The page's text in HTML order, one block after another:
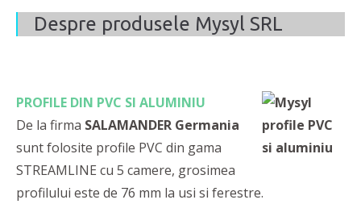
Despre produsele Mysyl SRL
PROFILE DIN PVC SI ALUMINIU
De la firma SALAMANDER Germania
sunt folosite profile PVC din gama
STREAMLINE cu 5 camere, grosimea
profilului este de 76 mm la usi si ferestre.